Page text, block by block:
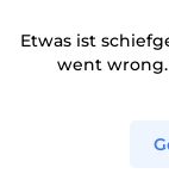
Etwas ist
went